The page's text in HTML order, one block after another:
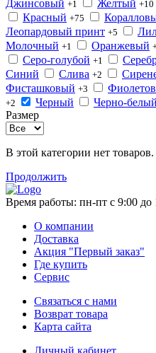
Джинсовый +1 Желтый +10
Красный +75
Леопардовый принт +5
Молочный +1 Оранжевый
Серо-голубой +1
Синий Слива +2
Фисташковый +3
+2 Черный Черно-белый
Размер
В этой категории нет товаров.
Продолжить
Время работы: пн-пт с 9:00 до
О компании
Доставка
Акция "Первый заказ"
Где купить
Сервис
Связаться с нами
Возврат товара
Карта сайта